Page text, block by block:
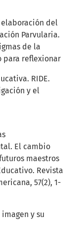
elaboración del
Parvularia.
de la
para reflexionar
RIDE.
y el
El cambio
maestros
Revista
57(2), 1-
imagen y su